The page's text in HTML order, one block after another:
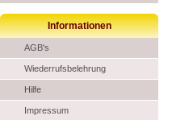
Informationen
AGB's
Wiederrufsbelehrung
Hilfe
Impressum